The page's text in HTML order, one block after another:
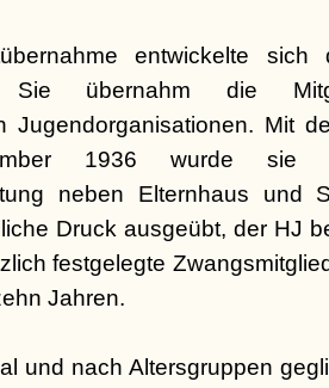
entwickelte
Sie übernahm die
Jugendorganisationen. Mit
1936 wurde sie
neben Elternhaus und
Druck ausgeübt, der HJ
festgelegte
Jahren.
und nach Altersgruppen